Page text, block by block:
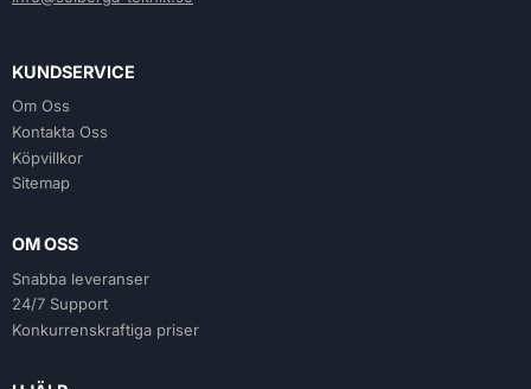
KUNDSERVICE
Om Oss
Kontakta Oss
Köpvillkor
Sitemap
OM OSS
Snabba leveranser
24/7 Support
Konkurrenskraftiga priser